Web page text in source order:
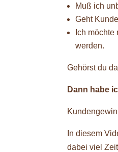
Muß ich
Geht
Ich
werden.
Gehörst du
Dann habe
In diesem
dabei viel